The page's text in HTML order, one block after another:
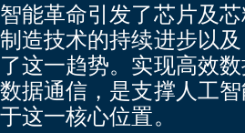
能革命引发了芯片及
造技术的持续进步以
这一趋势。实现高效
据通信，是支撑人工
这一核心位置。